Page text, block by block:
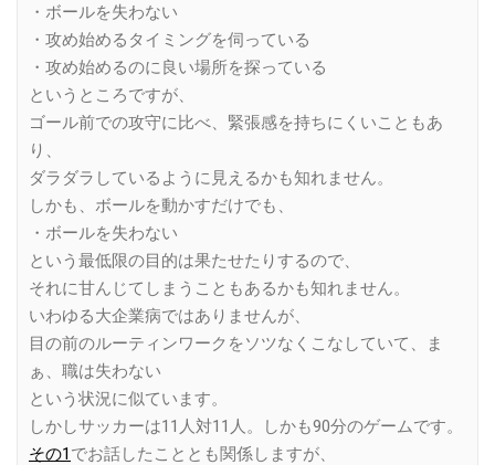
・ボールを失わない
・攻め始めるタイミングを伺っている
・攻め始めるのに良い場所を探っている
というところですが、
ゴール前での攻守に比べ、緊張感を持ちにくいこともあ
り、
ダラダラしているように見えるかも知れません。
しかも、ボールを動かすだけでも、
・ボールを失わない
という最低限の目的は果たせたりするので、
それに甘んじてしまうこともあるかも知れません。
いわゆる大企業病ではありませんが、
目の前のルーティンワークをソツなくこなしていて、ま
ぁ、職は失わない
という状況に似ています。
しかしサッカーは11人対11人。しかも90分のゲームです。
その1でお話したこととも関係しますが、